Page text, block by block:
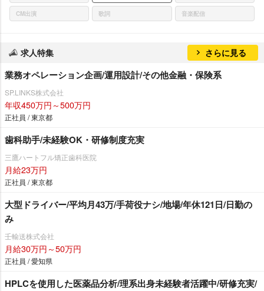
CM出演 歌詞 音楽配信
求人特集 さらに見る
業務オペレーション企画/運用設計/その他金融・保険系
SP.LINKS株式会社
年収450万円～500万円
正社員 / 東京都
歯科助手/未経験OK・研修制度充実
三鷹ハートフル矯正歯科医院
月給23万円
正社員 / 東京都
大型ドライバー/平均月43万/手荷役ナシ/地場/年休121日/日勤の
み
壬輸送株式会社
月給30万円～50万円
正社員 / 愛知県
HPLCを使用した医薬品分析/理系出身未経験者活躍中/研修充実/